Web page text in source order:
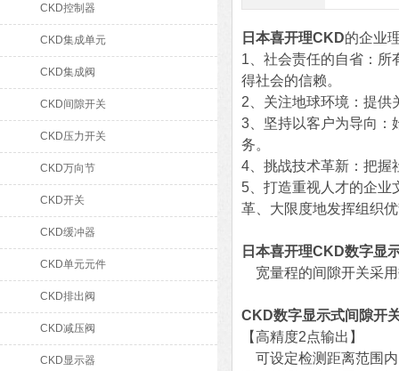
CKD控制器
CKD集成单元
CKD集成阀
CKD间隙开关
CKD压力开关
CKD万向节
CKD开关
CKD缓冲器
CKD单元元件
CKD排出阀
CKD减压阀
CKD显示器
日本喜开理CKD的企业
1、社会责任的自省：所
得社会的信赖。
2、关注地球环境：提供
3、坚持以客户为导向：
务。
4、挑战技术革新：把握
5、打造重视人才的企业
革、大限度地发挥组织
日本喜开理CKD数字显
宽量程的间隙开关采用
CKD数字显示式间隙开
【高精度2点输出】
可设定检测距离范围内